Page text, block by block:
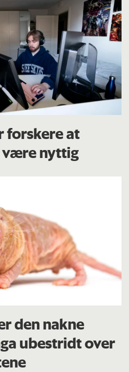
forskere at
være nyttig
den nakne
ubestridt over